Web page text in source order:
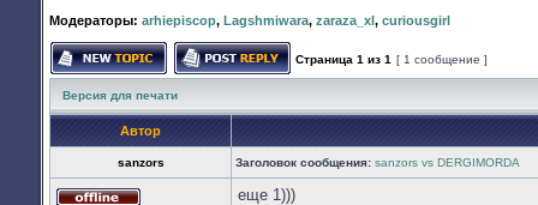
Модераторы: arhiepiscop, Lagshmiwara, zaraza_xl, curiousgirl
Начать новую тему Ответить на тему
Страница 1 из 1 [ 1 сообщение ]
Версия для печати
Автор
sanzors Заголовок сообщения: sanzors vs DERGIMORDA
еще 1)))